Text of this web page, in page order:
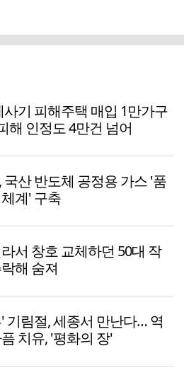
사기 피해주택 매입 1만가구
해 인정도 4만건 넘어
국산 반도체 공정용 가스 '품
계' 구축
서 창호 교체하던 50대 작
해 숨져
기림절, 세종서 만난다… 역
치유, '평화의 장'